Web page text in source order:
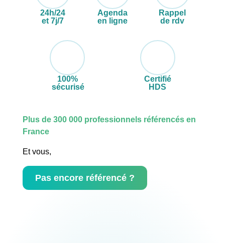
24h/24
et 7j/7
Agenda
en ligne
Rappel
de rdv
100%
sécurisé
Certifié
HDS
Plus de 300 000 professionnels référencés en
France
Et vous,
Pas encore référencé ?